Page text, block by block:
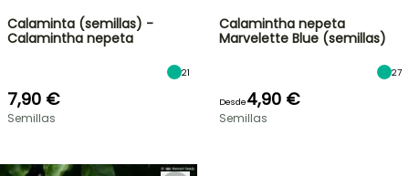
Calaminta (semillas) -
Calamintha nepeta
21
7,90 €
Semillas
Calamintha nepeta
Marvelette Blue (semillas)
27
Desde4,90 €
Semillas